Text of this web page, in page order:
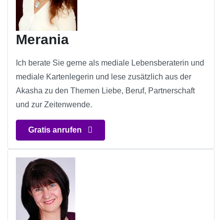
Merania
Ich berate Sie gerne als mediale Lebensberaterin und
mediale Kartenlegerin und lese zusätzlich aus der
Akasha zu den Themen Liebe, Beruf, Partnerschaft
und zur Zeitenwende.
Gratis anrufen